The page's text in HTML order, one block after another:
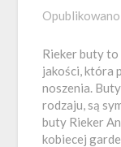
Opublikowano
Rieker buty to
jakości, która
noszenia.
rodzaju, są
buty Rieker
kobiecej